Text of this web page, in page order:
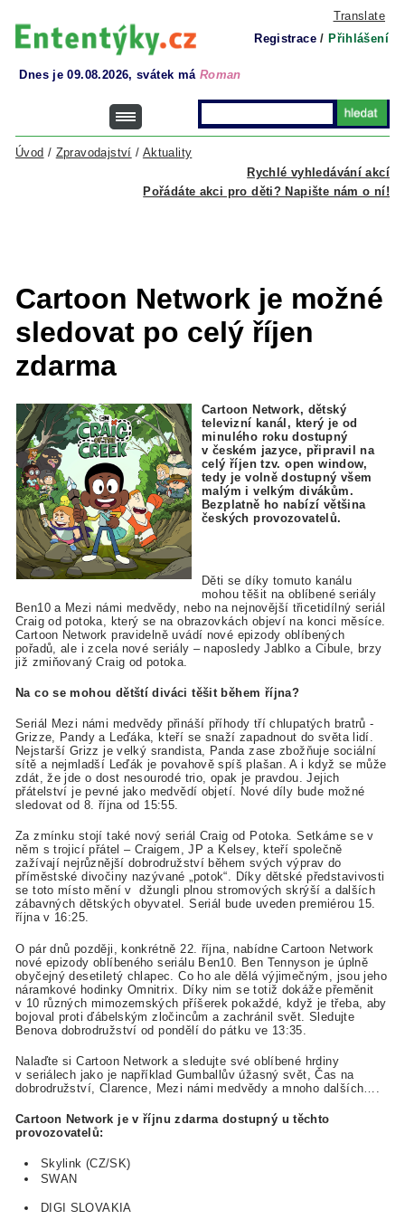
Translate
Registrace / Přihlášení
Dnes je 09.08.2026, svátek má Roman
Rychlé vyhledávání akcí
Úvod / Zpravodajství / Aktuality
Pořádáte akci pro děti? Napište nám o ní!
Cartoon Network je možné
sledovat po celý říjen
zdarma
Cartoon Network, dětský
televizní kanál, který je od
minulého roku dostupný
v českém jazyce, připravil na
celý říjen tzv. open window,
tedy je volně dostupný všem
malým i velkým divákům.
Bezplatně ho nabízí většina
českých provozovatelů.
Děti se díky tomuto kanálu
mohou těšit na oblíbené seriály
Ben10 a Mezi námi medvědy, nebo na nejnovější třicetidílný seriál
Craig od potoka, který se na obrazovkách objeví na konci měsíce.
Cartoon Network pravidelně uvádí nové epizody oblíbených
pořadů, ale i zcela nové seriály – naposledy Jablko a Cibule, brzy
již zmiňovaný Craig od potoka.
Na co se mohou dětští diváci těšit během října?
Seriál Mezi námi medvědy přináší příhody tří chlupatých bratrů -
Grizze, Pandy a Leďáka, kteří se snaží zapadnout do světa lidí.
Nejstarší Grizz je velký srandista, Panda zase zbožňuje sociální
sítě a nejmladší Leďák je povahově spíš plašan. A i když se může
zdát, že jde o dost nesourodé trio, opak je pravdou. Jejich
přátelství je pevné jako medvědí objetí. Nové díly bude možné
sledovat od 8. října od 15:55.
Za zmínku stojí také nový seriál Craig od Potoka. Setkáme se v
něm s trojicí přátel – Craigem, JP a Kelsey, kteří společně
zažívají nejrůznější dobrodružství během svých výprav do
příměstské divočiny nazývané „potok“. Díky dětské představivosti
se toto místo mění v džungli plnou stromových skrýší a dalších
zábavných dětských obyvatel. Seriál bude uveden premiérou 15.
října v 16:25.
O pár dnů později, konkrétně 22. října, nabídne Cartoon Network
nové epizody oblíbeného seriálu Ben10. Ben Tennyson je úplně
obyčejný desetiletý chlapec. Co ho ale dělá výjimečným, jsou jeho
náramkové hodinky Omnitrix. Díky nim se totiž dokáže přeměnit
v 10 různých mimozemských příšerek pokaždé, když je třeba, aby
bojoval proti ďábelským zločincům a zachránil svět. Sledujte
Benova dobrodružství od pondělí do pátku ve 13:35.
Nalaďte si Cartoon Network a sledujte své oblíbené hrdiny
v seriálech jako je například Gumballův úžasný svět, Čas na
dobrodružství, Clarence, Mezi námi medvědy a mnoho dalších….
Cartoon Network je v říjnu zdarma dostupný u těchto
provozovatelů:
Skylink (CZ/SK)
SWAN
DIGI SLOVAKIA